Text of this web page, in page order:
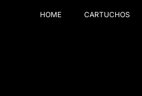
HOME CARTUCHOS